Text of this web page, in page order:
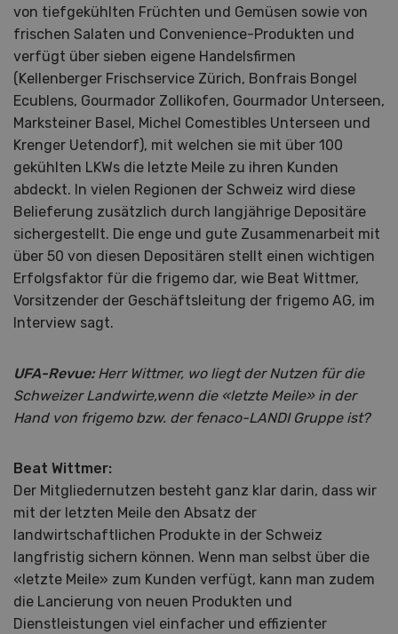
von tiefgekühlten Früchten und Gemüsen sowie von
frischen Salaten und Convenience-Produkten und
verfügt über sieben eigene Handelsfirmen
(Kellenberger Frischservice Zürich, Bonfrais Bongel
Ecublens, Gourmador Zollikofen, Gourmador Unterseen,
Marksteiner Basel, Michel Comestibles Unterseen und
Krenger Uetendorf), mit welchen sie mit über 100
gekühlten LKWs die letzte Meile zu ihren Kunden
abdeckt. In vielen Regionen der Schweiz wird diese
Belieferung zusätzlich durch langjährige Depositäre
sichergestellt. Die enge und gute Zusammenarbeit mit
über 50 von diesen Depositären stellt einen wichtigen
Erfolgsfaktor für die frigemo dar, wie Beat Wittmer,
Vorsitzender der Geschäftsleitung der frigemo AG, im
Interview sagt.
UFA-Revue: Herr Wittmer, wo liegt der Nutzen für die
Schweizer Landwirte,wenn die «letzte Meile» in der
Hand von frigemo bzw. der fenaco-LANDI Gruppe ist?
Beat Wittmer:
Der Mitgliedernutzen besteht ganz klar darin, dass wir
mit der letzten Meile den Absatz der
landwirtschaftlichen Produkte in der Schweiz
langfristig sichern können. Wenn man selbst über die
«letzte Meile» zum Kunden verfügt, kann man zudem
die Lancierung von neuen Produkten und
Dienstleistungen viel einfacher und effizienter